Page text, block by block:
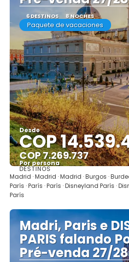
6 DESTINOS 8 NOCHES
Paquete de vacaciones
Desde
COP
COP 7.269.737
Por persona
Ver
DESTINOS
Madrid · Madrid · Madrid · Burgos ·
París · París · París · Disneyland París ·
París
Madri, Paris e
PARIS falando
Pré-venda 27/28